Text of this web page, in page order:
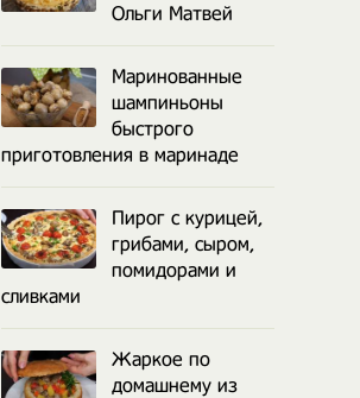
Ольги Матвей
Маринованные
шампиньоны
быстрого
приготовления в маринаде
Пирог с курицей,
грибами, сыром,
помидорами и
сливками
Жаркое по
домашнему из